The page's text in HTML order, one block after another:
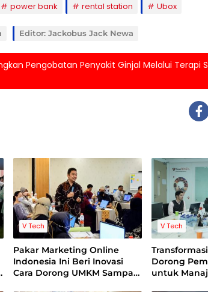
power bank rental station Ubox
Editor: Jackobus Jack Newa
Pengobatan Penyakit Ginjal Melalui Terapi
V Tech
Pakar Marketing Online
Indonesia Ini Beri Inovasi
Cara Dorong UMKM Sampai
V Tech
Dorong
untuk